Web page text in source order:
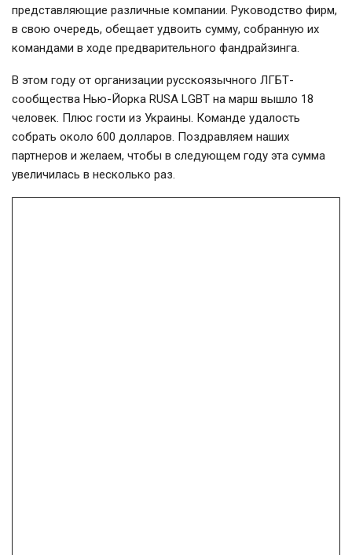
представляющие различные компании. Руководство фирм,
в свою очередь, обещает удвоить сумму, собранную их
командами в ходе предварительного фандрайзинга.
В этом году от организации русскоязычного ЛГБТ-
сообщества Нью-Йорка RUSA LGBT на марш вышло 18
человек. Плюс гости из Украины. Команде удалость
собрать около 600 долларов. Поздравляем наших
партнеров и желаем, чтобы в следующем году эта сумма
увеличилась в несколько раз.